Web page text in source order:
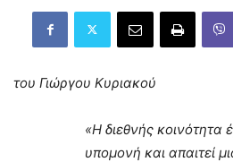
του Γιώργου Κυριακού
«Η διεθνής κοινότητα
υπομονή και απαιτεί